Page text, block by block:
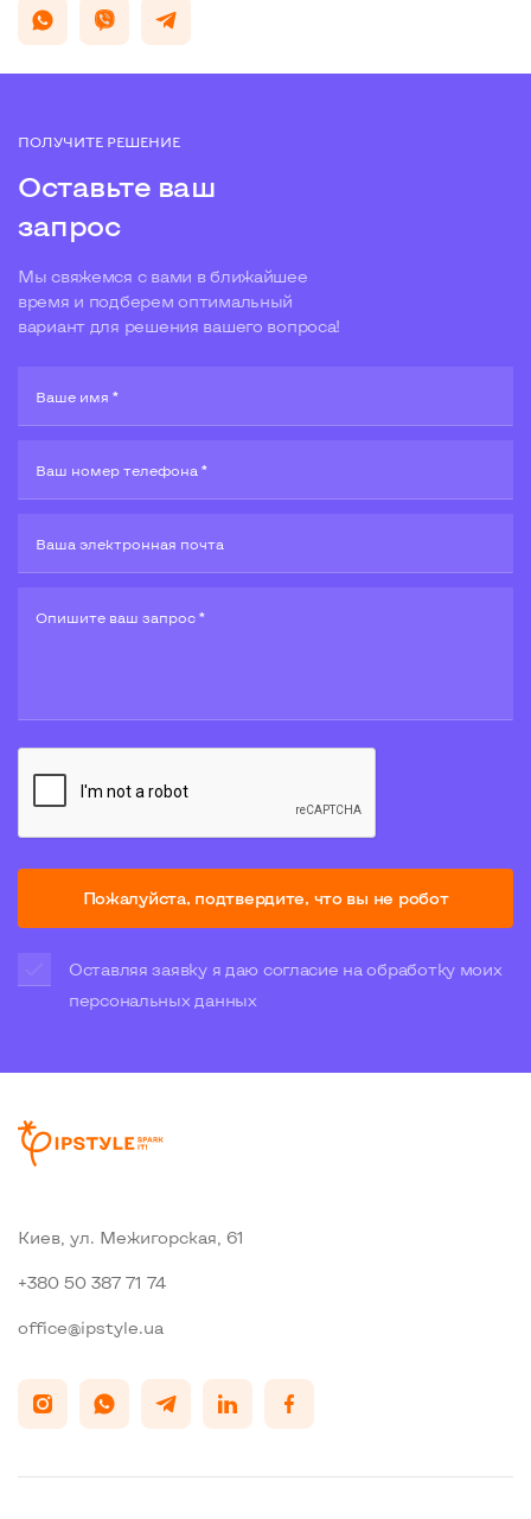
ПОЛУЧИТЕ РЕШЕНИЕ
Оставьте ваш
запрос
Мы свяжемся с вами в ближайшее
время и подберем оптимальный
вариант для решения вашего вопроса!
Ваше имя *
Ваш номер телефона *
Ваша электронная почта
Опишите ваш запрос *
Пожалуйста, подтвердите, что вы не робот
Оставляя заявку я даю согласие на обработку моих
персональных данных
Киев, ул. Межигорская, 61
+380 50 387 71 74
office@ipstyle.ua